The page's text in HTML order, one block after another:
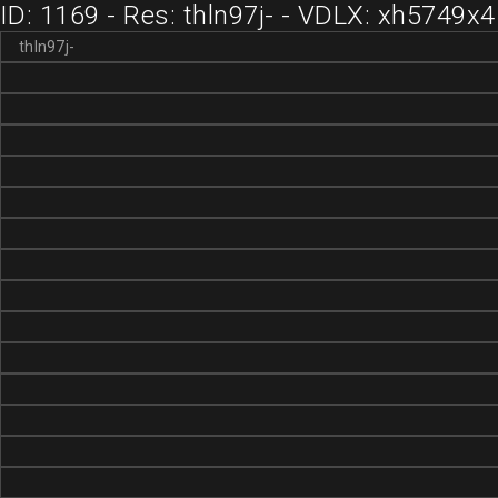
ID: 1169 - Res: thln97j- - VDLX: xh5749x4